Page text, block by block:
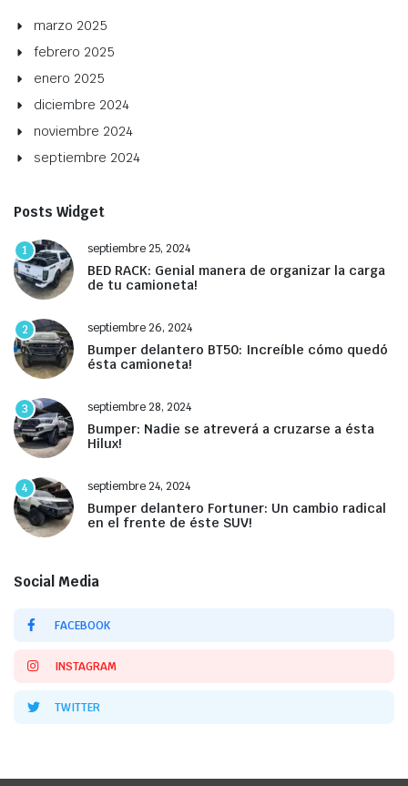
marzo 2025
febrero 2025
enero 2025
diciembre 2024
noviembre 2024
septiembre 2024
Posts Widget
1 septiembre 25, 2024
BED RACK: Genial manera de organizar la carga
de tu camioneta!
2 septiembre 26, 2024
Bumper delantero BT50: Increíble cómo quedó
ésta camioneta!
3 septiembre 28, 2024
Bumper: Nadie se atreverá a cruzarse a ésta
Hilux!
4 septiembre 24, 2024
Bumper delantero Fortuner: Un cambio radical
en el frente de éste SUV!
Social Media
FACEBOOK
INSTAGRAM
TWITTER